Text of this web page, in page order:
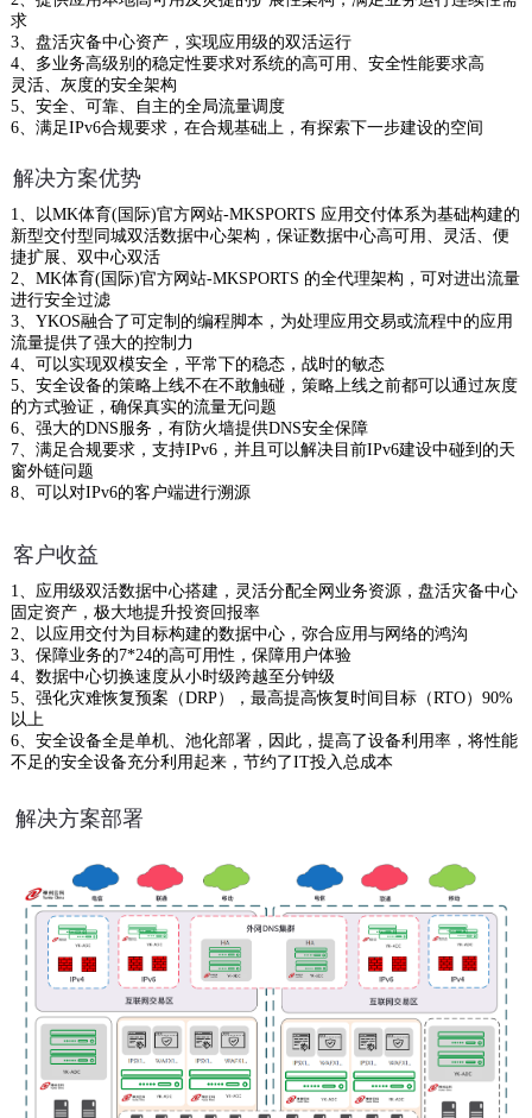
求
3、盘活灾备中心资产，实现应用级的双活运行
4、多业务高级别的稳定性要求对系统的高可用、安全性能要求高
灵活、灰度的安全架构
5、安全、可靠、自主的全局流量调度
6、满足IPv6合规要求，在合规基础上，有探索下一步建设的空间
解决方案优势
1、以MK体育(国际)官方网站-MKSPORTS 应用交付体系为基础构建的
新型交付型同城双活数据中心架构，保证数据中心高可用、灵活、便
捷扩展、双中心双活
2、MK体育(国际)官方网站-MKSPORTS 的全代理架构，可对进出流量
进行安全过滤
3、YKOS融合了可定制的编程脚本，为处理应用交易或流程中的应用
流量提供了强大的控制力
4、可以实现双模安全，平常下的稳态，战时的敏态
5、安全设备的策略上线不在不敢触碰，策略上线之前都可以通过灰度
的方式验证，确保真实的流量无问题
6、强大的DNS服务，有防火墙提供DNS安全保障
7、满足合规要求，支持IPv6，并且可以解决目前IPv6建设中碰到的天
窗外链问题
8、可以对IPv6的客户端进行溯源
客户收益
1、应用级双活数据中心搭建，灵活分配全网业务资源，盘活灾备中心
固定资产，极大地提升投资回报率
2、以应用交付为目标构建的数据中心，弥合应用与网络的鸿沟
3、保障业务的7*24的高可用性，保障用户体验
4、数据中心切换速度从小时级跨越至分钟级
5、强化灾难恢复预案（DRP），最高提高恢复时间目标（RTO）90%
以上
6、安全设备全是单机、池化部署，因此，提高了设备利用率，将性能
不足的安全设备充分利用起来，节约了IT投入总成本
解决方案部署